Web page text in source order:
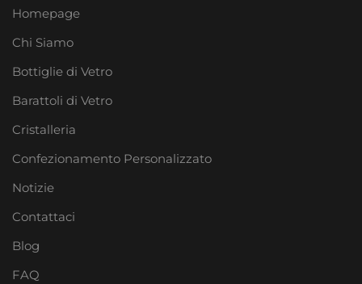
Homepage
Chi Siamo
Bottiglie di Vetro
Barattoli di Vetro
Cristalleria
Confezionamento Personalizzato
Notizie
Contattaci
Blog
FAQ